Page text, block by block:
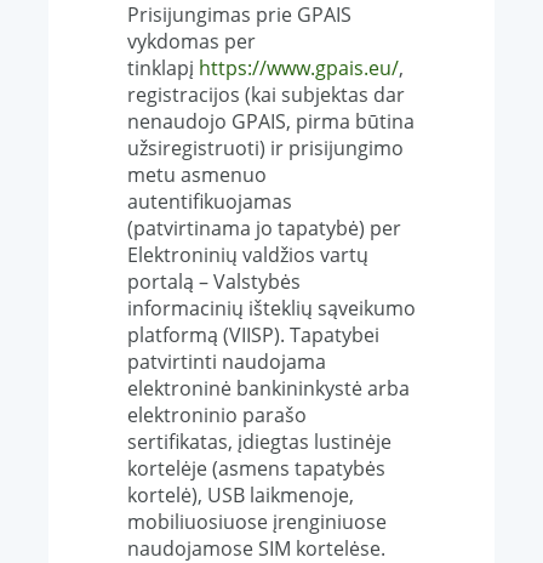
Prisijungimas prie GPAIS
vykdomas per
tinklapį https://www.gpais.eu/,
registracijos (kai subjektas dar
nenaudojo GPAIS, pirma būtina
užsiregistruoti) ir prisijungimo
metu asmenuo
autentifikuojamas
(patvirtinama jo tapatybė) per
Elektroninių valdžios vartų
portalą – Valstybės
informacinių išteklių sąveikumo
platformą (VIISP). Tapatybei
patvirtinti naudojama
elektroninė bankininkystė arba
elektroninio parašo
sertifikatas, įdiegtas lustinėje
kortelėje (asmens tapatybės
kortelė), USB laikmenoje,
mobiliuosiuose įrenginiuose
naudojamose SIM kortelėse.